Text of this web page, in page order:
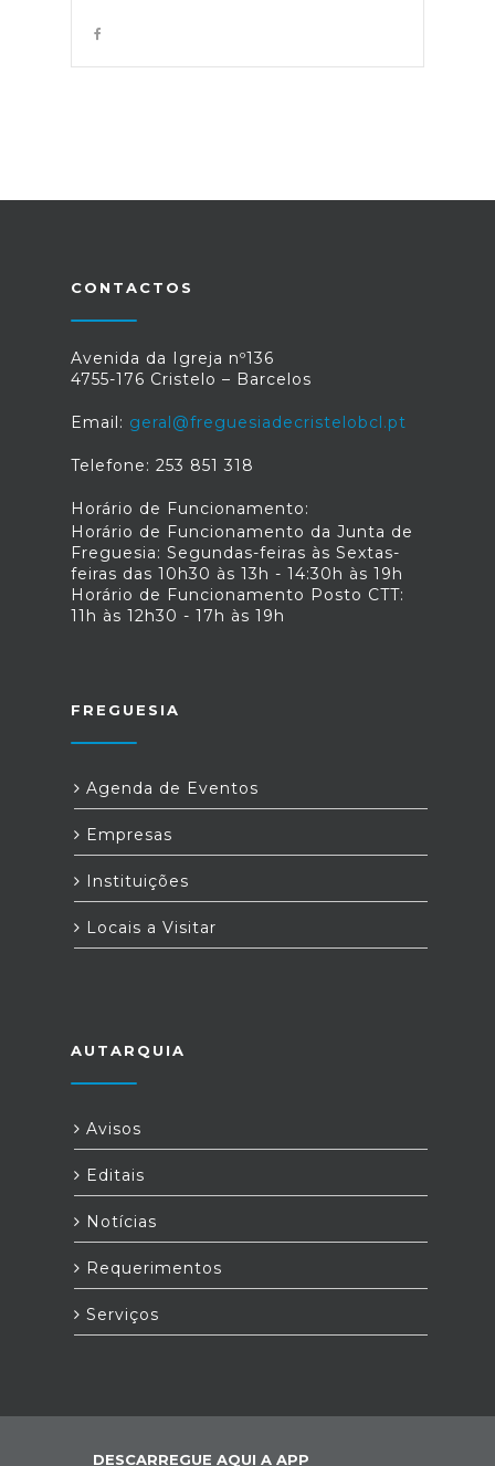
CONTACTOS
Avenida da Igreja nº136
4755-176 Cristelo – Barcelos
Email: geral@freguesiadecristelobcl.pt
Telefone: 253 851 318
Horário de Funcionamento:
Horário de Funcionamento da Junta de
Freguesia: Segundas-feiras às Sextas-
feiras das 10h30 às 13h - 14:30h às 19h
Horário de Funcionamento Posto CTT:
11h às 12h30 - 17h às 19h
FREGUESIA
Agenda de Eventos
Empresas
Instituições
Locais a Visitar
AUTARQUIA
Avisos
Editais
Notícias
Requerimentos
Serviços
DESCARREGUE AQUI A APP